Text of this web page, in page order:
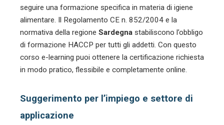
seguire una formazione specifica in materia di igiene
alimentare. Il Regolamento CE n. 852/2004 e la
normativa della regione Sardegna stabiliscono l’obbligo
di formazione HACCP per tutti gli addetti. Con questo
corso e-learning puoi ottenere la certificazione richiesta
in modo pratico, flessibile e completamente online.
Suggerimento per l’impiego e settore di
applicazione